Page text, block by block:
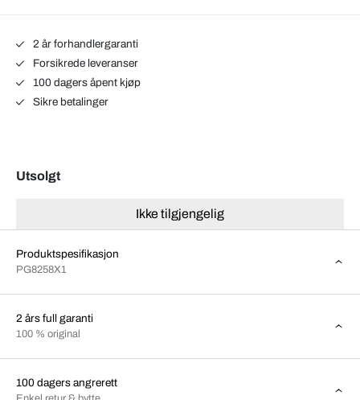
2 år forhandlergaranti
Forsikrede leveranser
100 dagers åpent kjøp
Sikre betalinger
Utsolgt
Ikke tilgjengelig
Produktspesifikasjon
PG8258X1
2 års full garanti
100 % original
100 dagers angrerett